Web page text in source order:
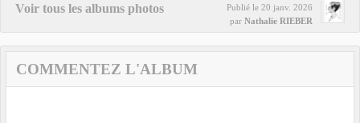
Voir tous les albums photos Publié le 20 janv. 2026
par Nathalie RIEBER
COMMENTEZ L'ALBUM